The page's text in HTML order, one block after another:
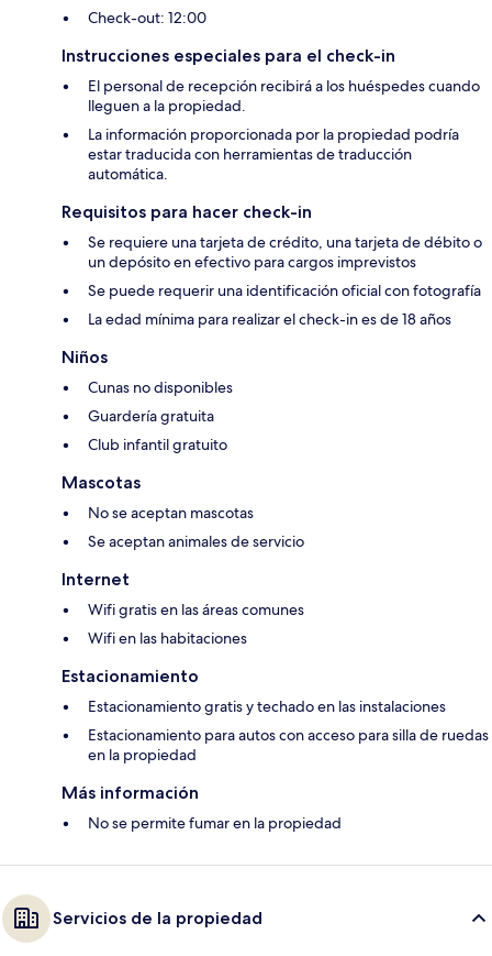
Check-out: 12:00
Instrucciones especiales para el check-in
El personal de recepción recibirá a los huéspedes cuando
lleguen a la propiedad.
La información proporcionada por la propiedad podría
estar traducida con herramientas de traducción
automática.
Requisitos para hacer check-in
Se requiere una tarjeta de crédito, una tarjeta de débito o
un depósito en efectivo para cargos imprevistos
Se puede requerir una identificación oficial con fotografía
La edad mínima para realizar el check-in es de 18 años
Niños
Cunas no disponibles
Guardería gratuita
Club infantil gratuito
Mascotas
No se aceptan mascotas
Se aceptan animales de servicio
Internet
Wifi gratis en las áreas comunes
Wifi en las habitaciones
Estacionamiento
Estacionamiento gratis y techado en las instalaciones
Estacionamiento para autos con acceso para silla de ruedas
en la propiedad
Más información
No se permite fumar en la propiedad
Servicios de la propiedad